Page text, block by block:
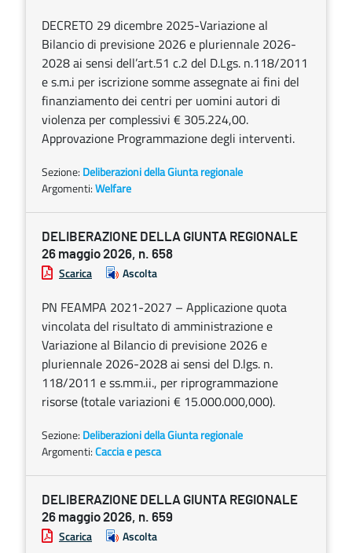
DECRETO 29 dicembre 2025-Variazione al
Bilancio di previsione 2026 e pluriennale 2026-
2028 ai sensi dell’art.51 c.2 del D.Lgs. n.118/2011
e s.m.i per iscrizione somme assegnate ai fini del
finanziamento dei centri per uomini autori di
violenza per complessivi € 305.224,00.
Approvazione Programmazione degli interventi.
Sezione: Deliberazioni della Giunta regionale
Argomenti:Welfare
DELIBERAZIONE DELLA GIUNTA REGIONALE
26 maggio 2026, n. 658
Scarica Ascolta
PN FEAMPA 2021-2027 – Applicazione quota
vincolata del risultato di amministrazione e
Variazione al Bilancio di previsione 2026 e
pluriennale 2026-2028 ai sensi del D.lgs. n.
118/2011 e ss.mm.ii., per riprogrammazione
risorse (totale variazioni € 15.000.000,000).
Sezione: Deliberazioni della Giunta regionale
Argomenti:Caccia e pesca
DELIBERAZIONE DELLA GIUNTA REGIONALE
26 maggio 2026, n. 659
Scarica Ascolta